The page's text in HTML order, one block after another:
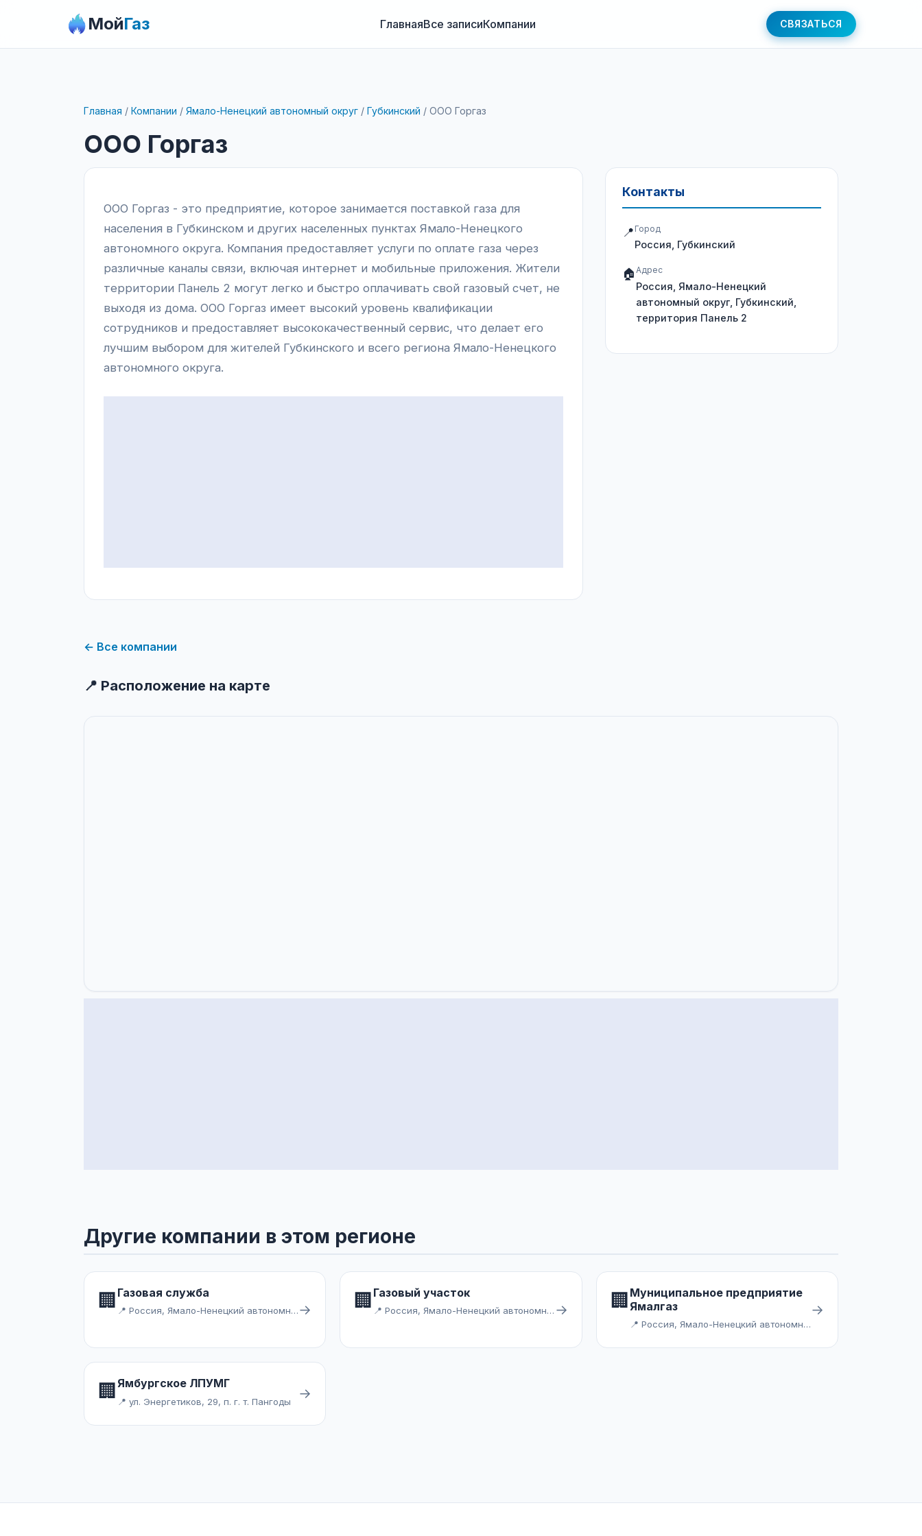
МойГаз ГлавнаяВсе записиКомпании СВЯЗАТЬСЯ
Главная / Компании / Ямало-Ненецкий автономный округ / Губкинский / ООО Горгаз
ООО Горгаз
ООО Горгаз - это предприятие, которое занимается поставкой газа для
населения в Губкинском и других населенных пунктах Ямало-Ненецкого
автономного округа. Компания предоставляет услуги по оплате газа через
различные каналы связи, включая интернет и мобильные приложения. Жители
территории Панель 2 могут легко и быстро оплачивать свой газовый счет, не
выходя из дома. ООО Горгаз имеет высокий уровень квалификации
сотрудников и предоставляет высококачественный сервис, что делает его
лучшим выбором для жителей Губкинского и всего региона Ямало-Ненецкого
автономного округа.
Контакты
📍 Город
Россия, Губкинский
🏠 Адрес
Россия, Ямало-Ненецкий
автономный округ, Губкинский,
территория Панель 2
← Все компании
📍 Расположение на карте
Другие компании в этом регионе
🏢 Газовая служба
📍 Россия, Ямало-Ненецкий автономный округ, Надымский район, посёлок городского типа Пангоды, микрорайон Центральный→ 🏢 Газовый участок
📍 Россия, Ямало-Ненецкий автономный округ, Губкинский, посёлок Пурпе, микрорайон Строителей → 🏢 Муниципальное предприятие
Ямалгаз
📍 Россия, Ямало-Ненецкий автономный округ, Ямальский район, село Мыс Каменный, улица Геологов
→
🏢 Ямбургское ЛПУМГ
📍 ул. Энергетиков, 29, п. г. т. Пангоды →